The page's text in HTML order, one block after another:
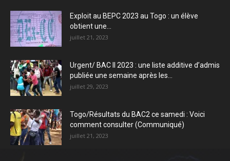
Exploit au BEPC 2023 au Togo : un élève
obtient une...
juillet 21, 2023
Urgent/ BAC II 2023 : une liste additive d’admis
publiée une semaine après les...
juillet 29, 2023
Togo/Résultats du BAC2 ce samedi : Voici
comment consulter (Communiqué)
juillet 21, 2023